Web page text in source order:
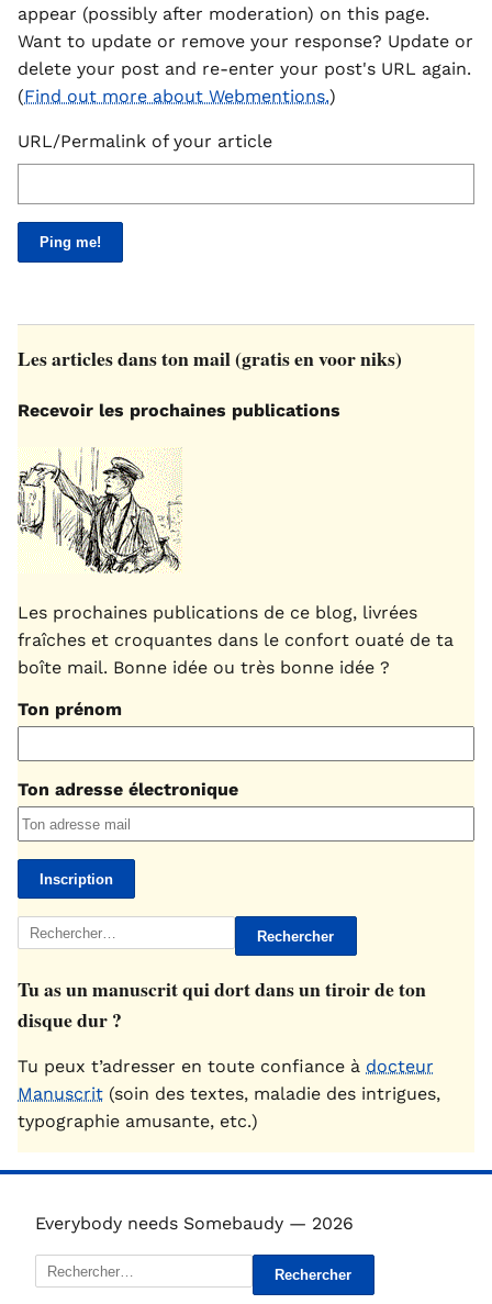
appear (possibly after moderation) on this page.
Want to update or remove your response? Update or
delete your post and re-enter your post's URL again.
(Find out more about Webmentions.)
URL/Permalink of your article
Les articles dans ton mail (gratis en voor niks)
Recevoir les prochaines publications
Les prochaines publications de ce blog, livrées
fraîches et croquantes dans le confort ouaté de ta
boîte mail. Bonne idée ou très bonne idée ?
Ton prénom
Ton adresse électronique
Rechercher :
Tu as un manuscrit qui dort dans un tiroir de ton
disque dur ?
Tu peux t’adresser en toute confiance à docteur
Manuscrit (soin des textes, maladie des intrigues,
typographie amusante, etc.)
Everybody needs Somebaudy — 2026
Rechercher :